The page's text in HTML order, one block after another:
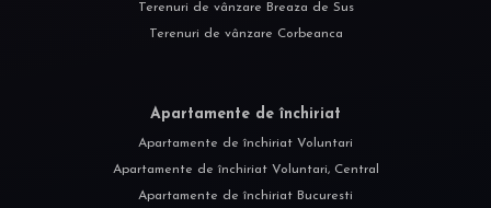
Terenuri de vânzare Breaza de Sus
Terenuri de vânzare Corbeanca
Apartamente de închiriat
Apartamente de închiriat Voluntari
Apartamente de închiriat Voluntari, Central
Apartamente de închiriat Bucuresti